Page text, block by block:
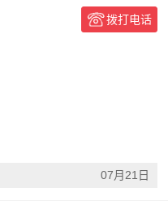
拨打电话
07月21日